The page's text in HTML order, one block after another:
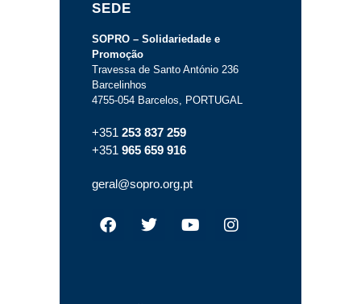
SEDE
SOPRO – Solidariedade e
Promoção
Travessa de Santo António 236
Barcelinhos
4755-054 Barcelos, PORTUGAL
+351 253 837 259
+351 965 659 916
geral@sopro.org.pt